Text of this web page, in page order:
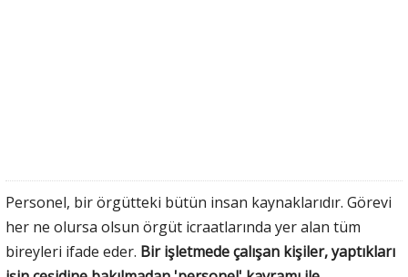
Personel, bir örgütteki bütün insan kaynaklarıdır. Görevi
her ne olursa olsun örgüt icraatlarında yer alan tüm
bireyleri ifade eder. Bir işletmede çalışan kişiler, yaptıkları